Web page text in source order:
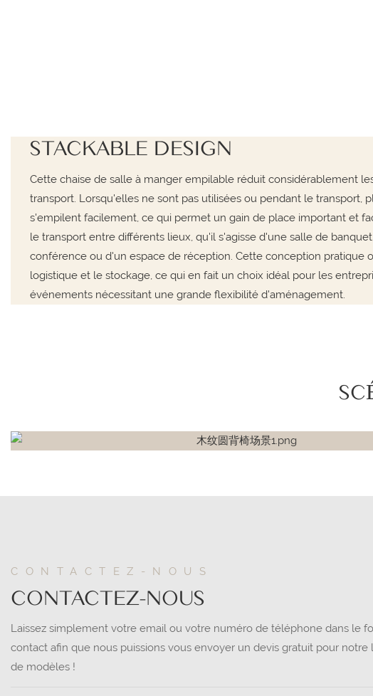
STACKABLE DESIGN
Cette chaise de salle à manger empilable réduit considérablement
transport. Lorsqu'elles ne sont pas utilisées ou pendant le transport,
s'empilent facilement, ce qui permet un gain de place important et
le transport entre différents lieux, qu'il s'agisse d'une salle de
conférence ou d'un espace de réception. Cette conception pratique
logistique et le stockage, ce qui en fait un choix idéal pour les
événements nécessitant une grande flexibilité d'aménagement.
CONTACTEZ-NOUS
CONTACTEZ-NOUS
Laissez simplement votre email ou votre numéro de téléphone dans le
contact afin que nous puissions vous envoyer un devis gratuit pour notre
de modèles !